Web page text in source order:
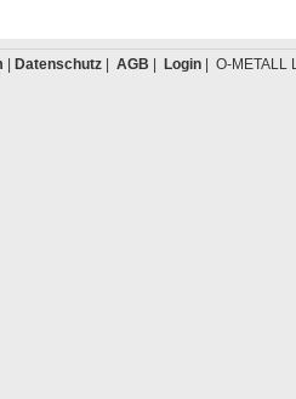
Datenschutz| AGB Login| O-METALL